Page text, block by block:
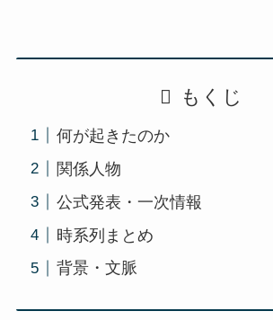
もくじ
何が起きたのか
関係人物
公式発表・一次情報
時系列まとめ
背景・文脈